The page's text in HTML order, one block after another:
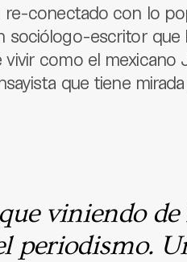
re-conectado con lo
sociólogo-escritor que
como el mexicano
que tiene
viniendo
periodismo.